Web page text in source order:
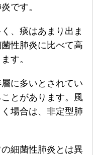
です。
、痰はあまり出ま
性肺炎に比べて高
す。
に多いとされてい
とがあります。風
場合は、非定型肺
細菌性肺炎とは異